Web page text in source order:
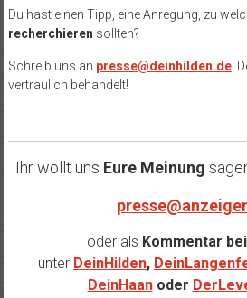
Du hast einen Tipp, eine Anregung, zu
recherchieren sollten?
Schreib uns an presse@deinhilden.de.
vertraulich behandelt!
Ihr wollt uns Eure Meinung
oder als Kommentar bei
unter DeinHilden,
DeinHaanoder